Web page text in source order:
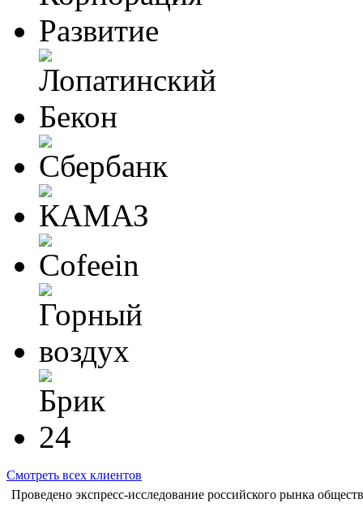
Смотреть всех клиентов
Проведено экспресс-исследование российского рынка